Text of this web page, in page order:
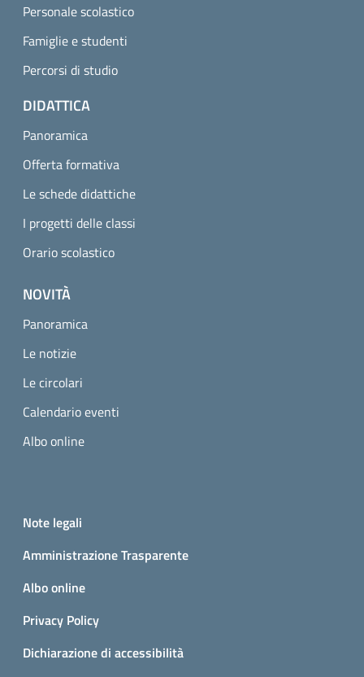
Personale scolastico
Famiglie e studenti
Percorsi di studio
DIDATTICA
Panoramica
Offerta formativa
Le schede didattiche
I progetti delle classi
Orario scolastico
NOVITÀ
Panoramica
Le notizie
Le circolari
Calendario eventi
Albo online
Small prints
Note legali
Amministrazione Trasparente
Albo online
Privacy Policy
Dichiarazione di accessibilità